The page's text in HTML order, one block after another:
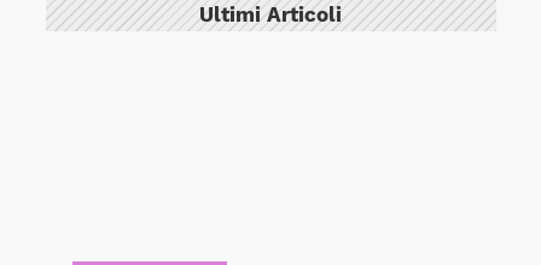
Ultimi Articoli